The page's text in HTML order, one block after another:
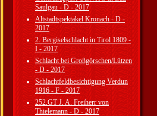
Saulgau - D - 2017
Altstadtspektakel Kronach - D -
2017
2. Bergiselschlacht in Tirol 1809 -
I - 2017
Schlacht bei Großgörschen/Lützen
- D - 2017
Schlachtfeldbesichtigung Verdun
1916 - F - 2017
252.GT J. A. Freiherr von
Thielemann - D - 2017